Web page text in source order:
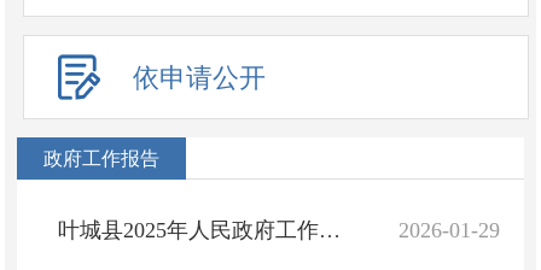
依申请公开
政府工作报告
2026-01-29
叶城县2025年人民政府工作报告